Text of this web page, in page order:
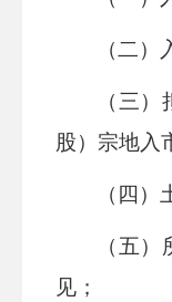
（二）
（三
股）宗地入
（四）
（五
见；